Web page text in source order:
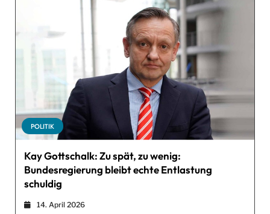
POLITIK
Kay Gottschalk: Zu spät, zu wenig:
Bundesregierung bleibt echte Entlastung
schuldig
14. April 2026